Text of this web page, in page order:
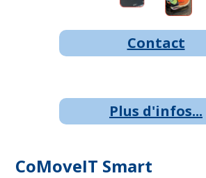
Contact
Plus d'infos...
CoMoveIT Smart